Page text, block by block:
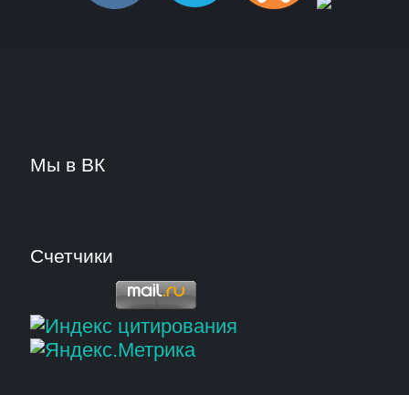
Мы в ВК
Счетчики